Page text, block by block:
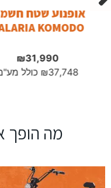
אופנוע שטח
TALARIA KOMODO
₪31,990
₪37,748 כולל מע"מ
מה הופך